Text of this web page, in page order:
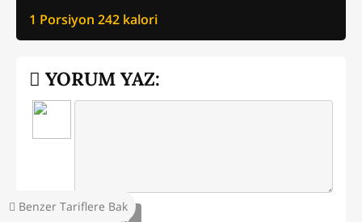
Benzer Tariflere Bak
1 Porsiyon 242 kalori
YORUM YAZ: